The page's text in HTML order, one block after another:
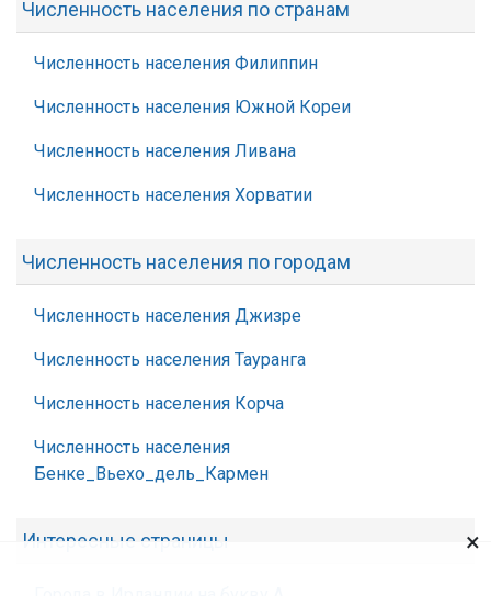
Численность населения по странам
Численность населения Филиппин
Численность населения Южной Кореи
Численность населения Ливана
Численность населения Хорватии
Численность населения по городам
Численность населения Джизре
Численность населения Тауранга
Численность населения Корча
Численность населения
Бенке_Вьехо_дель_Кармен
Интересные страницы ×